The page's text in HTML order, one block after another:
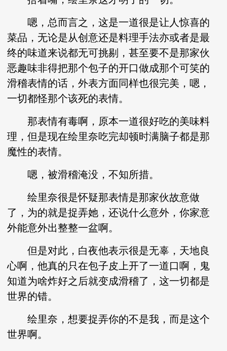
嗯，总而言之，这是一道很是让人惊喜的
菜品，无论是从创意还是料理手法亦或者是最
终的味道来说都无可挑剔，甚至要不是那家伙
恶趣味非得把那个包子的开口做成那个可笑的
滑稽表情的话，外表方面同样也很完美，嗯，
一切都怪那个该死的表情。
那表情有毒啊，原本一道很好吃的美味料
理，但是现在绘里奈吃完却顿时满脑子都是那
魔性的表情。
嗯，被滑稽淹没，不知所措。
绘里奈很是怀疑那表情是那家伙故意做
了，为的就是捉弄她，还说什么意外，你家意
外能意外出整整一盆啊。
但是对此，白夜他表示很是无辜，天地良
心啊，他真的只在包子皮上开了一道口啊，鬼
知道为啥炸好之后就变成滑稽了，这一切都是
世界的错。
绘里奈，想要捉弄你的不是我，而是这个
世界啊。